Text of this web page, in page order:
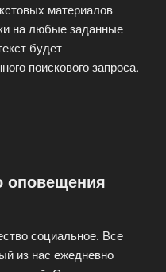
материалов
на любые заданные
будет
поискового запроса.
оповещения
социальное. Все
из нас ежедневно